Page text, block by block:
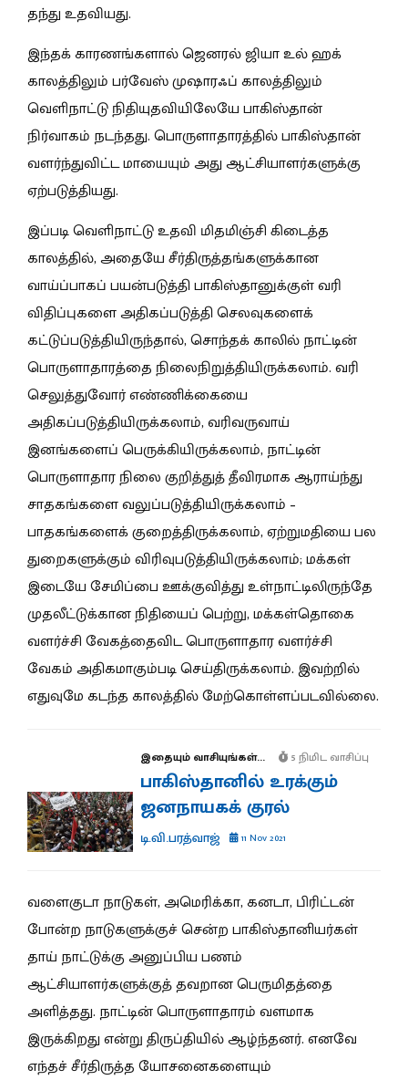
தந்து உதவியது.
இந்தக் காரணங்களால் ஜெனரல் ஜியா உல் ஹக்
காலத்திலும் பர்வேஸ் முஷாரஃப் காலத்திலும்
வெளிநாட்டு நிதியுதவியிலேயே பாகிஸ்தான்
நிர்வாகம் நடந்தது. பொருளாதாரத்தில் பாகிஸ்தான்
வளர்ந்துவிட்ட மாயையும் அது ஆட்சியாளர்களுக்கு
ஏற்படுத்தியது.
இப்படி வெளிநாட்டு உதவி மிதமிஞ்சி கிடைத்த
காலத்தில், அதையே சீர்திருத்தங்களுக்கான
வாய்ப்பாகப் பயன்படுத்தி பாகிஸ்தானுக்குள் வரி
விதிப்புகளை அதிகப்படுத்தி செலவுகளைக்
கட்டுப்படுத்தியிருந்தால், சொந்தக் காலில் நாட்டின்
பொருளாதாரத்தை நிலைநிறுத்தியிருக்கலாம். வரி
செலுத்துவோர் எண்ணிக்கையை
அதிகப்படுத்தியிருக்கலாம், வரிவருவாய்
இனங்களைப் பெருக்கியிருக்கலாம், நாட்டின்
பொருளாதார நிலை குறித்துத் தீவிரமாக ஆராய்ந்து
சாதகங்களை வலுப்படுத்தியிருக்கலாம் –
பாதகங்களைக் குறைத்திருக்கலாம், ஏற்றுமதியை பல
துறைகளுக்கும் விரிவுபடுத்தியிருக்கலாம்; மக்கள்
இடையே சேமிப்பை ஊக்குவித்து உள்நாட்டிலிருந்தே
முதலீட்டுக்கான நிதியைப் பெற்று, மக்கள்தொகை
வளர்ச்சி வேகத்தைவிட பொருளாதார வளர்ச்சி
வேகம் அதிகமாகும்படி செய்திருக்கலாம். இவற்றில்
எதுவுமே கடந்த காலத்தில் மேற்கொள்ளப்படவில்லை.
இதையும் வாசியுங்கள்... 5 நிமிட வாசிப்பு
பாகிஸ்தானில் உரக்கும்
ஜனநாயகக் குரல்
டி.வி.பரத்வாஜ் 11 Nov 2021
வளைகுடா நாடுகள், அமெரிக்கா, கனடா, பிரிட்டன்
போன்ற நாடுகளுக்குச் சென்ற பாகிஸ்தானியர்கள்
தாய் நாட்டுக்கு அனுப்பிய பணம்
ஆட்சியாளர்களுக்குத் தவறான பெருமிதத்தை
அளித்தது. நாட்டின் பொருளாதாரம் வளமாக
இருக்கிறது என்று திருப்தியில் ஆழ்ந்தனர். எனவே
எந்தச் சீர்திருத்த யோசனைகளையும்